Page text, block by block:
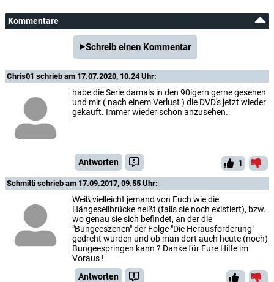
Kommentare
Schreib einen Kommentar
Chris01 schrieb am 17.07.2020, 10.24 Uhr:
habe die Serie damals in den 90igern gerne gesehen
und mir ( nach einem Verlust ) die DVD's jetzt wieder
gekauft. Immer wieder schön anzusehen.
Antworten 1
Schmitti schrieb am 17.09.2017, 09.55 Uhr:
Weiß vielleicht jemand von Euch wie die
Hängeseilbrücke heißt (falls sie noch existiert), bzw.
wo genau sie sich befindet, an der die
"Bungeeszenen" der Folge "Die Herausforderung"
gedreht wurden und ob man dort auch heute (noch)
Bungeespringen kann ? Danke für Eure Hilfe im
Voraus !
Antworten